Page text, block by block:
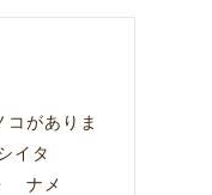
がありま
イタ
ナメ